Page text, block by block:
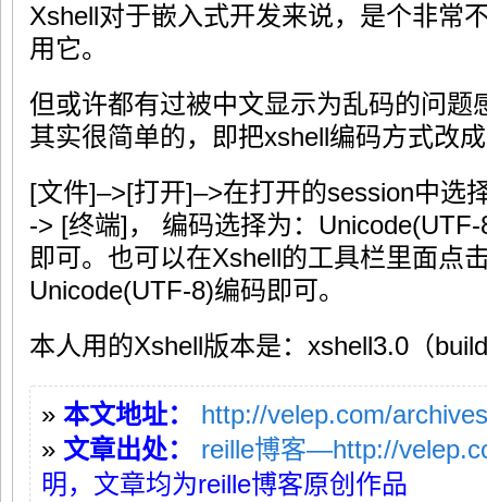
Xshell对于嵌入式开发来说，是个非常
用它。
但或许都有过被中文显示为乱码的问题
其实很简单的，即把xshell编码方式改
[文件]–>[打开]–>在打开的session中选
-> [终端]， 编码选择为：
即可。也可以在Xshell的工具栏里面点
Unicode(UTF-8)编码即可。
本人用的Xshell版本是：xshell3.0（
» 本文地址：
http://velep.com/
» 文章出处：
reille博客—http://
明，文章均为reille博客原创作品